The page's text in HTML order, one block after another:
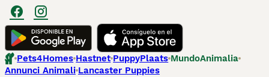
Pets4Homes Hastnet PuppyPlaats MundoAnimalia
Annunci Animali Lancaster Puppies